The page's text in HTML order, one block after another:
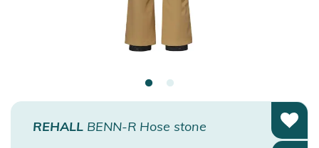
REHALL BENN-R Hose stone